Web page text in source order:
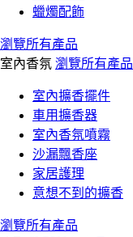
蠟燭配飾
瀏覽所有產品
室內香氛 瀏覽所有產品
室內擴香擺件
車用擴香器
室內香氛噴霧
沙漏飄香座
家居護理
意想不到的擴香
瀏覽所有產品